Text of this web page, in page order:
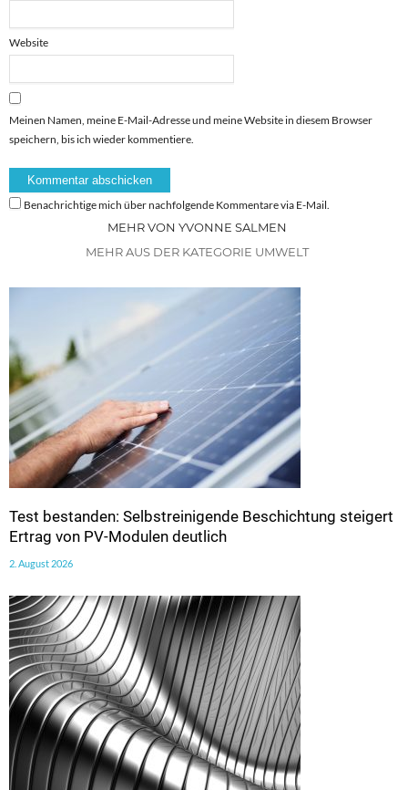
Website
Meinen Namen, meine E-Mail-Adresse und meine Website in diesem Browser
speichern, bis ich wieder kommentiere.
Benachrichtige mich über nachfolgende Kommentare via E-Mail.
MEHR VON YVONNE SALMEN
MEHR AUS DER KATEGORIE UMWELT
Test bestanden: Selbstreinigende Beschichtung steigert
Ertrag von PV-Modulen deutlich
2. August 2026